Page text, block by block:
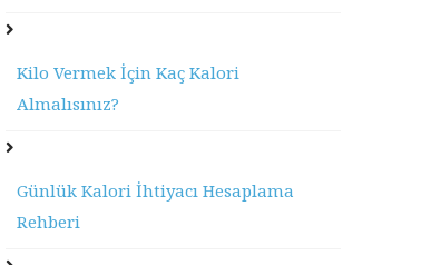
Kilo Vermek İçin Kaç Kalori
Almalısınız?
Günlük Kalori İhtiyacı Hesaplama
Rehberi